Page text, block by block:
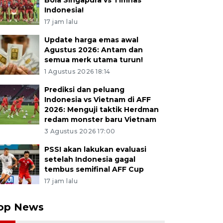
Indonesia!
17 jam lalu
Update harga emas awal
Agustus 2026: Antam dan
semua merk utama turun!
1 Agustus 2026 18:14
Prediksi dan peluang
Indonesia vs Vietnam di AFF
2026: Menguji taktik Herdman
redam monster baru Vietnam
3 Agustus 2026 17:00
PSSI akan lakukan evaluasi
setelah Indonesia gagal
tembus semifinal AFF Cup
17 jam lalu
News